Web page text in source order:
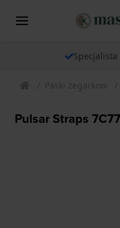
Paski zegarkow
Pulsar Straps